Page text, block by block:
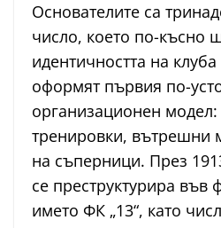
Основателите са
число, което по-късно
идентичността на
оформят първия по-
организационен модел:
тренировки, вътрешни
на съперници. През
се преструктурира във
името ФК „13“, като